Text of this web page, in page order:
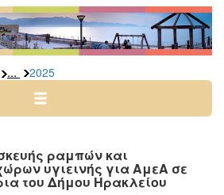
... 2025
ραμπών και
υγιεινής για ΑμεΑ σε
του Δήμου Ηρακλείου